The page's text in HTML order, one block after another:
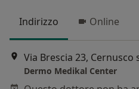
Indirizzo Online
Via Brescia 23, Cernusco
Dermo Medikal Center